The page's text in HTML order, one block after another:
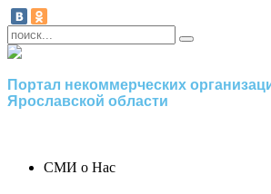
Портал некоммерческих
Ярославской области
СМИ о Нас